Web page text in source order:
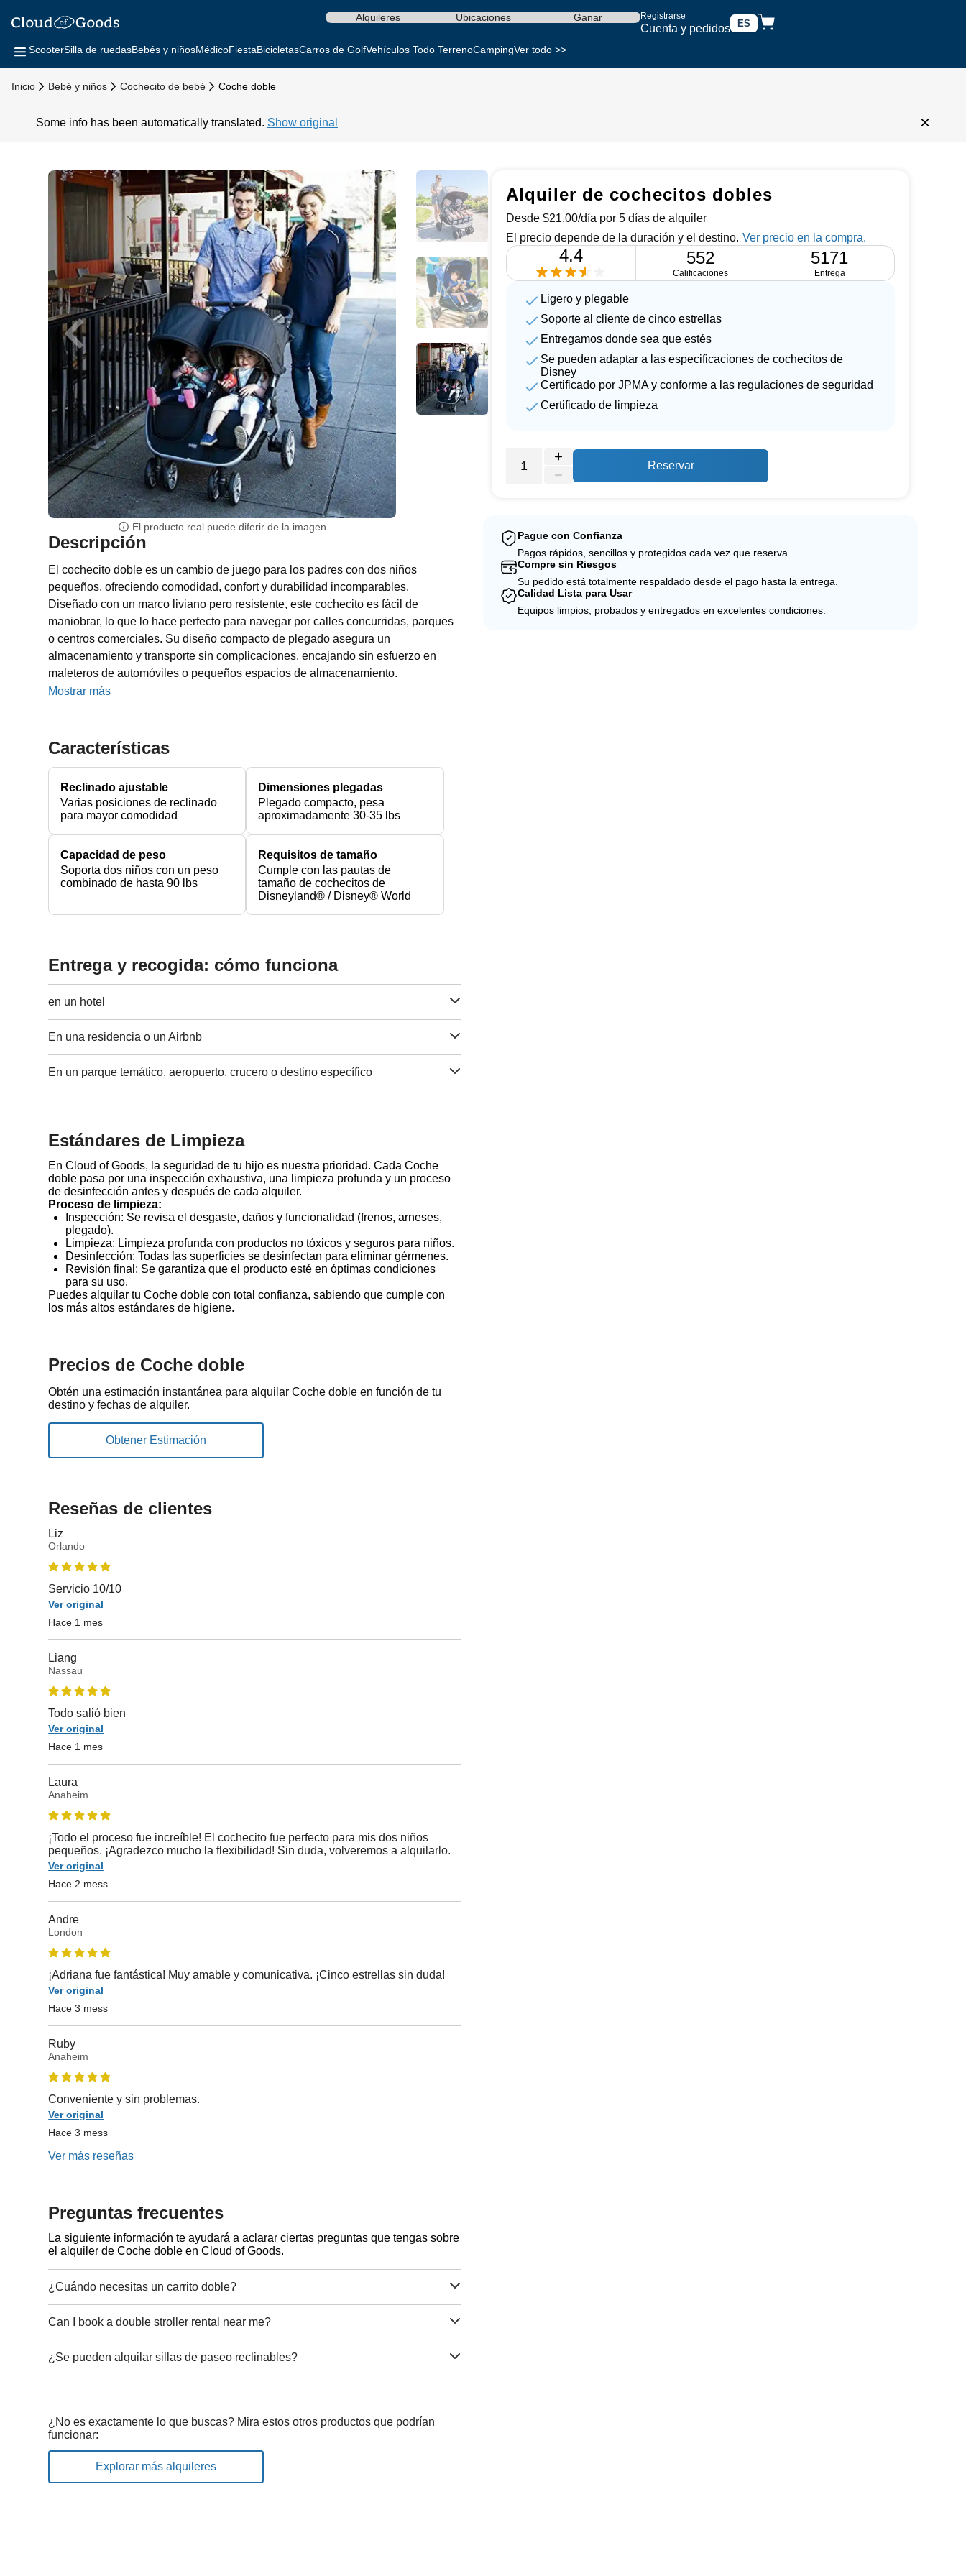
Registrarse
Cuenta y pedidos ES
Alquileres Ubicaciones Ganar
ScooterSilla de ruedasBebés y niñosMédicoFiestaBicicletasCarros de GolfVehículos Todo TerrenoCampingVer todo >>
Inicio Bebé y niños Cochecito de bebé Coche doble
Some info has been automatically translated. Show original ×
El producto real puede diferir de la imagen
Descripción
El cochecito doble es un cambio de juego para los padres con dos niños
pequeños, ofreciendo comodidad, confort y durabilidad incomparables.
Diseñado con un marco liviano pero resistente, este cochecito es fácil de
maniobrar, lo que lo hace perfecto para navegar por calles concurridas, parques
o centros comerciales. Su diseño compacto de plegado asegura un
almacenamiento y transporte sin complicaciones, encajando sin esfuerzo en
maleteros de automóviles o pequeños espacios de almacenamiento.
Mostrar más
Características
Reclinado ajustable
Varias posiciones de reclinado
para mayor comodidad
Dimensiones plegadas
Plegado compacto, pesa
aproximadamente 30-35 lbs
Capacidad de peso
Soporta dos niños con un peso
combinado de hasta 90 lbs
Requisitos de tamaño
Cumple con las pautas de
tamaño de cochecitos de
Disneyland® / Disney® World
Entrega y recogida: cómo funciona
en un hotel
En una residencia o un Airbnb
En un parque temático, aeropuerto, crucero o destino específico
Estándares de Limpieza
En Cloud of Goods, la seguridad de tu hijo es nuestra prioridad. Cada Coche
doble pasa por una inspección exhaustiva, una limpieza profunda y un proceso
de desinfección antes y después de cada alquiler.
Proceso de limpieza:
Inspección: Se revisa el desgaste, daños y funcionalidad (frenos, arneses,
plegado).
Limpieza: Limpieza profunda con productos no tóxicos y seguros para niños.
Desinfección: Todas las superficies se desinfectan para eliminar gérmenes.
Revisión final: Se garantiza que el producto esté en óptimas condiciones
para su uso.
Puedes alquilar tu Coche doble con total confianza, sabiendo que cumple con
los más altos estándares de higiene.
Precios de Coche doble
Obtén una estimación instantánea para alquilar Coche doble en función de tu
destino y fechas de alquiler.
Reseñas de clientes
Liz
Orlando
Servicio 10/10
Ver original
Hace 1 mes
Liang
Nassau
Todo salió bien
Ver original
Hace 1 mes
Laura
Anaheim
¡Todo el proceso fue increíble! El cochecito fue perfecto para mis dos niños
pequeños. ¡Agradezco mucho la flexibilidad! Sin duda, volveremos a alquilarlo.
Ver original
Hace 2 mess
Andre
London
¡Adriana fue fantástica! Muy amable y comunicativa. ¡Cinco estrellas sin duda!
Ver original
Hace 3 mess
Ruby
Anaheim
Conveniente y sin problemas.
Ver original
Hace 3 mess
Ver más reseñas
Preguntas frecuentes
La siguiente información te ayudará a aclarar ciertas preguntas que tengas sobre
el alquiler de Coche doble en Cloud of Goods.
¿Cuándo necesitas un carrito doble?
Can I book a double stroller rental near me?
¿Se pueden alquilar sillas de paseo reclinables?
¿No es exactamente lo que buscas? Mira estos otros productos que podrían
funcionar:
Explorar más alquileres
Alquiler de cochecitos dobles
Desde $21.00/día por 5 días de alquiler
El precio depende de la duración y el destino.
4.4 552
Calificaciones
5171
Entrega
Ligero y plegable
Soporte al cliente de cinco estrellas
Entregamos donde sea que estés
Se pueden adaptar a las especificaciones de cochecitos de
Disney
Certificado por JPMA y conforme a las regulaciones de seguridad
Certificado de limpieza
Reservar
Pague con Confianza
Pagos rápidos, sencillos y protegidos cada vez que reserva.
Compre sin Riesgos
Su pedido está totalmente respaldado desde el pago hasta la entrega.
Calidad Lista para Usar
Equipos limpios, probados y entregados en excelentes condiciones.